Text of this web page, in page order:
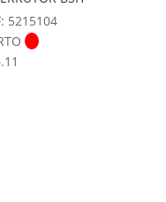
5215104